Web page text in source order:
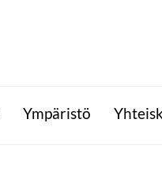
Ympäristö